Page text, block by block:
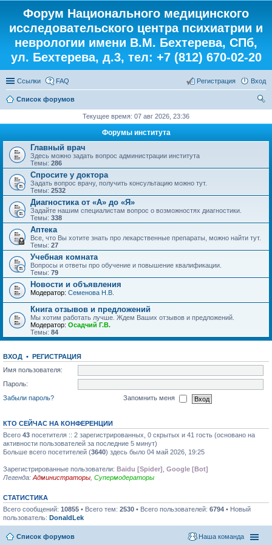
Форум Национального медицинского
исследовательского центра психиатрии и
неврологии имени В.М. Бехтерева, СПб,
ул. Бехтерева, д.3, тел: +7 (812) 670-02-20
Ссылки FAQ Вход
Регистрация
Список форумов
Текущее время: 07 авг 2026, 23:36
Форумы института
Главный врач
Здесь можно задать вопрос администрации института
Темы: 286
Спросите у доктора
Задать вопрос врачу, получить консультацию можно тут.
Темы: 2532
Диагностика от «А» до «Я»
Задайте нашим специалистам вопрос о возможностях диагностики.
Темы: 338
Аптека
Все, что Вы хотите знать про лекарственные препараты, можно найти тут.
Темы: 27
Учебная комната
Вопросы и ответы про обучение и повышение квалификации.
Темы: 79
Новости и объявления
Модератор: Семенова Н.В.
Книга отзывов и предложений
Мы хотим работать лучше. Ждем Ваших отзывов и предложений.
Модератор: Осадчий Г.В.
Темы: 84
ВХОД • РЕГИСТРАЦИЯ
Имя пользователя:
Пароль:
Забыли пароль?
Запомнить меня
КТО СЕЙЧАС НА КОНФЕРЕНЦИИ
Всего 43 посетителя :: 2 зарегистрированных, 0 скрытых и 41 гость (основано на
активности пользователей за последние 5 минут)
Больше всего посетителей (3640) здесь было 04 май 2026, 19:25
Зарегистрированные пользователи: Baidu [Spider] Google [Bot]
Легенда: Администраторы Супермодераторы
СТАТИСТИКА
Всего сообщений: 10855 • Всего тем: 2530 • Всего пользователей: 6794 • Новый
пользователь: DonaldLek
Список форумов Наша команда